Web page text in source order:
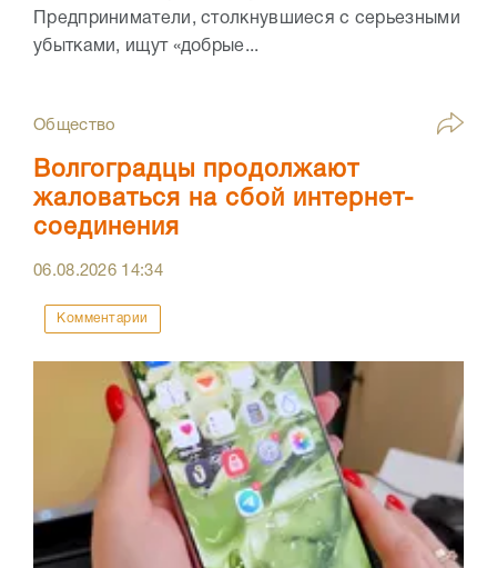
Предприниматели, столкнувшиеся с серьезными
убытками, ищут «добрые...
Общество
Волгоградцы продолжают
жаловаться на сбой интернет-
соединения
06.08.2026 14:34
Комментарии